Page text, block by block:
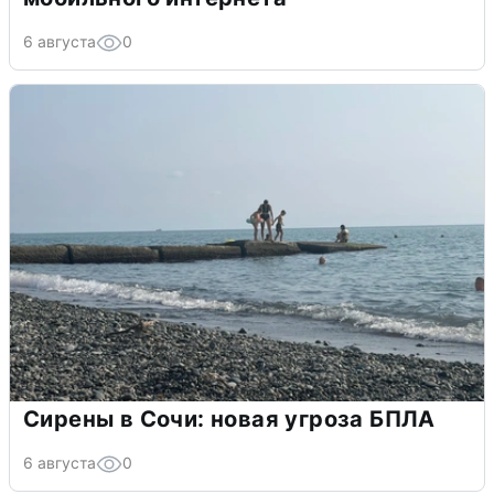
6 августа 0
Сирены в Сочи: новая угроза БПЛА
6 августа 0